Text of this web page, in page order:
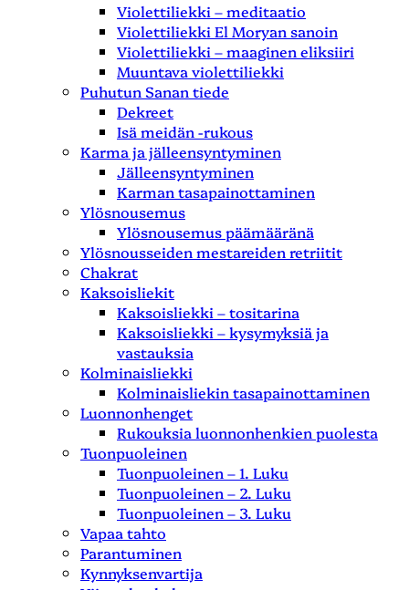
Violettiliekki – meditaatio
Violettiliekki El Moryan sanoin
Violettiliekki – maaginen eliksiiri
Muuntava violettiliekki
Puhutun Sanan tiede
Dekreet
Isä meidän -rukous
Karma ja jälleensyntyminen
Jälleensyntyminen
Karman tasapainottaminen
Ylösnousemus
Ylösnousemus päämääränä
Ylösnousseiden mestareiden retriitit
Chakrat
Kaksoisliekit
Kaksoisliekki – tositarina
Kaksoisliekki – kysymyksiä ja
vastauksia
Kolminaisliekki
Kolminaisliekin tasapainottaminen
Luonnonhenget
Rukouksia luonnonhenkien puolesta
Tuonpuoleinen
Tuonpuoleinen – 1. Luku
Tuonpuoleinen – 2. Luku
Tuonpuoleinen – 3. Luku
Vapaa tahto
Parantuminen
Kynnyksenvartija